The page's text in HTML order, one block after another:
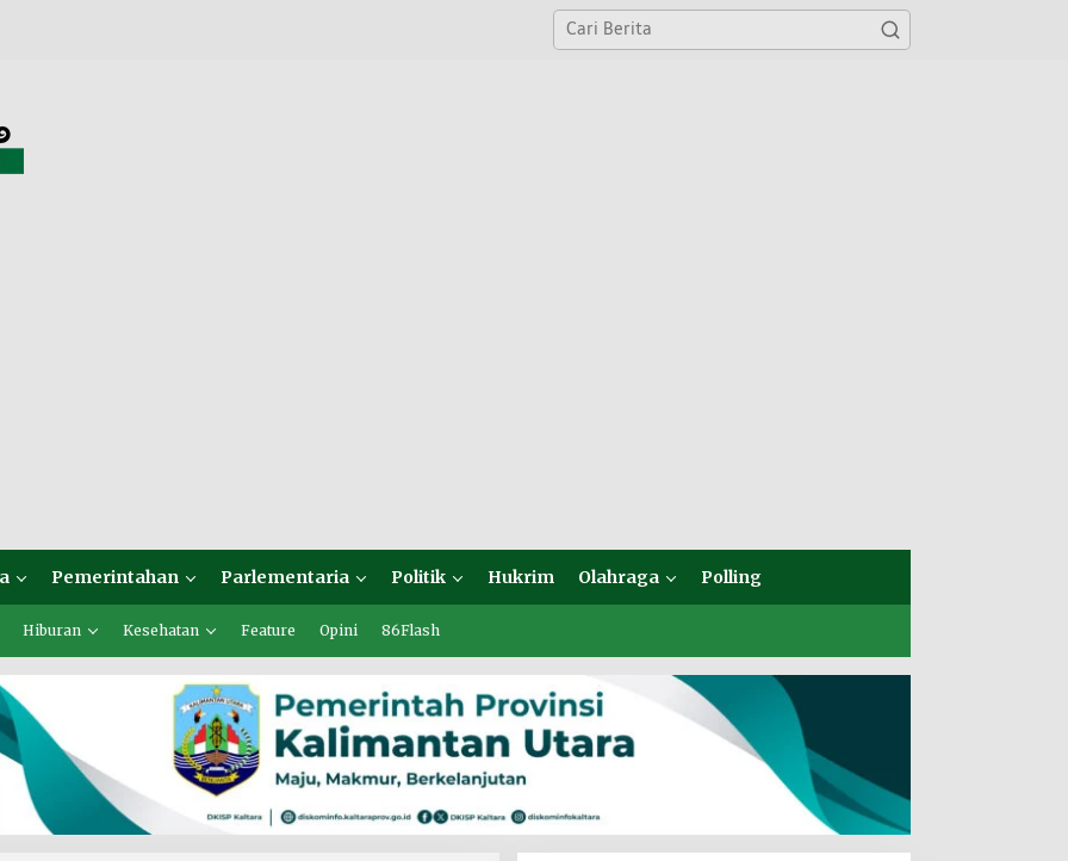
Pemerintahan Parlementaria Politik Hukrim Olahraga Polling
Hiburan Kesehatan Feature Opini 86Flash